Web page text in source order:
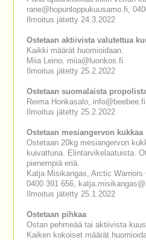
rane@hopunloppukuusamo.fi,
Ilmoitus jätetty 24.3.2022
Ostetaan aktiivista valutettua
Kaikki määrät huomioidaan.
Miia Leino, miia@luonkos.fi
Ilmoitus jätetty 25.2.2022
Ostetaan suomalaista
Reima Honkasalo,
Ilmoitus jätetty 25.2.2022
Ostetaan mesiangervon kukkaa
Ostetaan 20kg mesiangervon
kuivattuna. Elintarvikelaatuista.
pienempiä eriä.
Katja Misikangas, Arctic Warriors
0400 391 656,
Ilmoitus jätetty 25.1.2022
Ostetaan pihkaa
Ostan pehmeää tai aktiivista
Kaiken kokoiset määrät